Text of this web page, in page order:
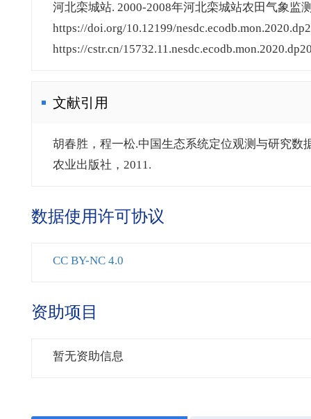
河北栾城站. 2000-2008年河北栾城站农田气象监
https://doi.org/10.12199/
https://cstr.cn/
文献引用
胡春胜，程一松.中国生态系统定位观测与研究
农业出版社，2011.
数据使用许可协议
CC BY-NC 4.0
资助项目
暂无资助信息